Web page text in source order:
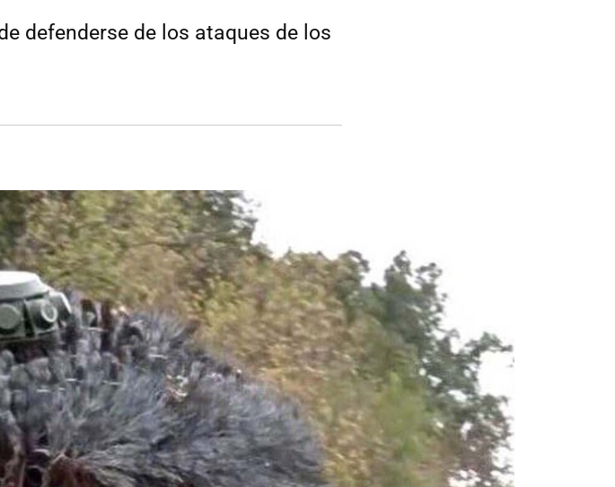
defenderse de los ataques de los